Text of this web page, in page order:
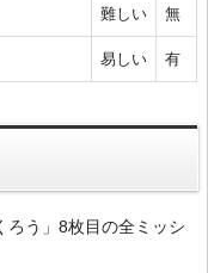
難しい 無
易しい 有
ろう」8枚目の全ミッシ